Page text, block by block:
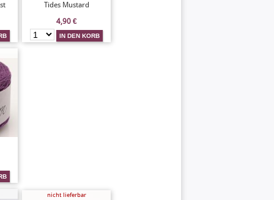
Tides Mustard
4,90 €
nicht lieferbar